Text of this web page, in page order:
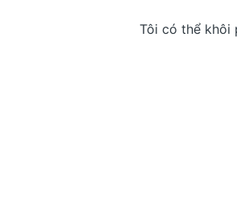
Tôi có thể khôi